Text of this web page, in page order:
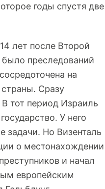
годы спустя две
лет после Второй
преследований
на
Сразу
тот период Израиль
У него
задачи. Но Визенталь
о местонахождении
и начал
европейским